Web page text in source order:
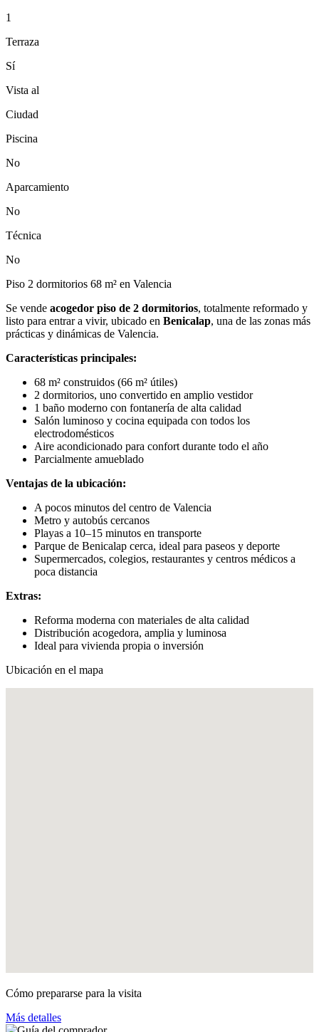
1
Terraza
Sí
Vista al
Ciudad
Piscina
No
Aparcamiento
No
Técnica
No
Piso 2 dormitorios 68 m² en Valencia
Se vende acogedor piso de 2 dormitorios, totalmente reformado y
listo para entrar a vivir, ubicado en Benicalap, una de las zonas más
prácticas y dinámicas de Valencia.
Características principales:
68 m² construidos (66 m² útiles)
2 dormitorios, uno convertido en amplio vestidor
1 baño moderno con fontanería de alta calidad
Salón luminoso y cocina equipada con todos los
electrodomésticos
Aire acondicionado para confort durante todo el año
Parcialmente amueblado
Ventajas de la ubicación:
A pocos minutos del centro de Valencia
Metro y autobús cercanos
Playas a 10–15 minutos en transporte
Parque de Benicalap cerca, ideal para paseos y deporte
Supermercados, colegios, restaurantes y centros médicos a
poca distancia
Extras:
Reforma moderna con materiales de alta calidad
Distribución acogedora, amplia y luminosa
Ideal para vivienda propia o inversión
Ubicación en el mapa
Cómo prepararse para la visita
Más detalles